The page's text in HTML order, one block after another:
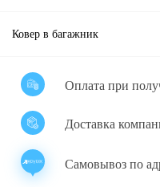
Ковер в багажник
Оплата при
Доставка
Самовывоз по